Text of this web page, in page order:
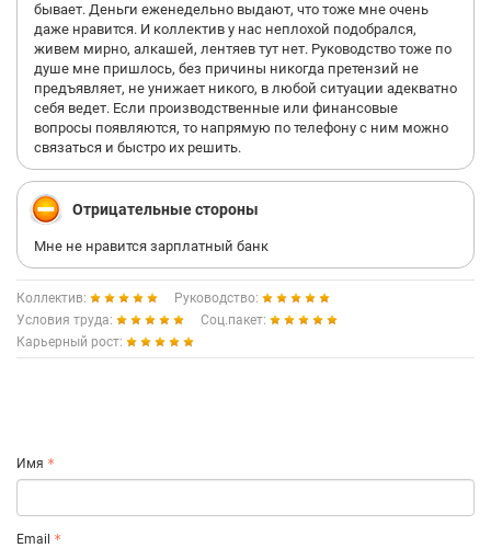
бывает. Деньги еженедельно выдают, что тоже мне очень
даже нравится. И коллектив у нас неплохой подобрался,
живем мирно, алкашей, лентяев тут нет. Руководство тоже по
душе мне пришлось, без причины никогда претензий не
предъявляет, не унижает никого, в любой ситуации адекватно
себя ведет. Если производственные или финансовые
вопросы появляются, то напрямую по телефону с ним можно
связаться и быстро их решить.
Отрицательные стороны
Мне не нравится зарплатный банк
Коллектив:
Руководство:
Условия труда:
Соц.пакет:
Карьерный рост:
Имя
Email